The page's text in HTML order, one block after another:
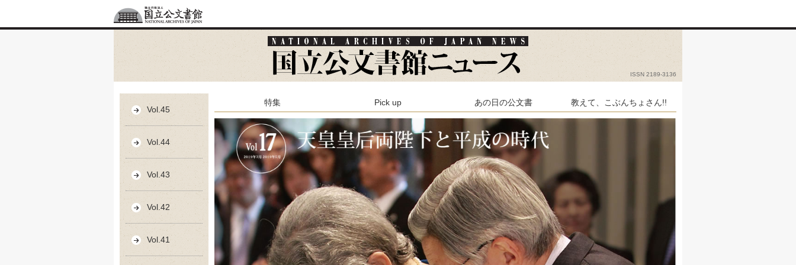
ISSN 2189-3136
Vol.45
Vol.44
Vol.43
Vol.42
Vol.41
特集 Pick up あの日の公文書 教えて、こぶんちょさん!!